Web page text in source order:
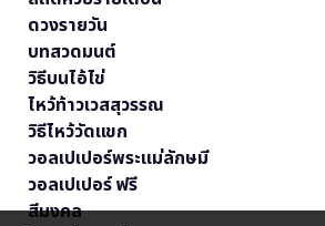
ดวงรายวัน
บทสวดมนต์
วิธีบนไอ้ไข่
ไหว้ท้าวเวสสุวรรณ
วิธีไหว้วัดแขก
วอลเปเปอร์พระแม่ลักษมี
วอลเปเปอร์ ฟรี
สีมงคล